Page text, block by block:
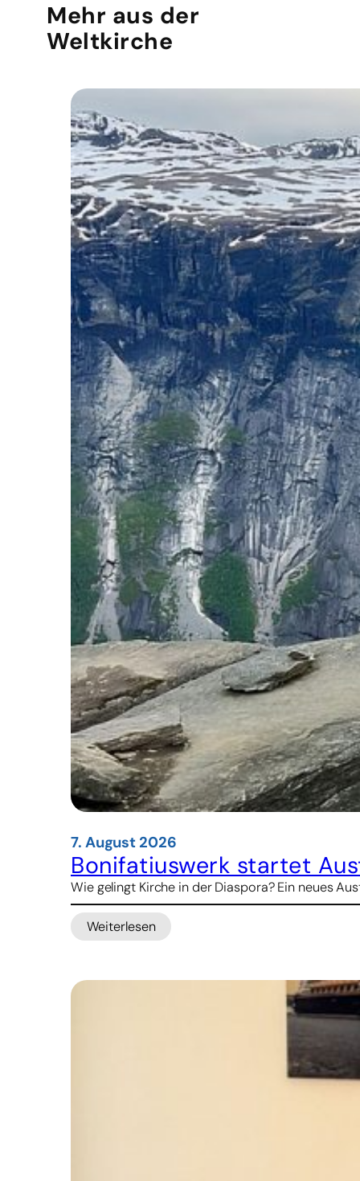
Mehr aus der
Weltkirche
7. August 2026
Bonifatiuswerk startet
Wie gelingt Kirche in der Diaspora? Ein neues
Weiterlesen
: